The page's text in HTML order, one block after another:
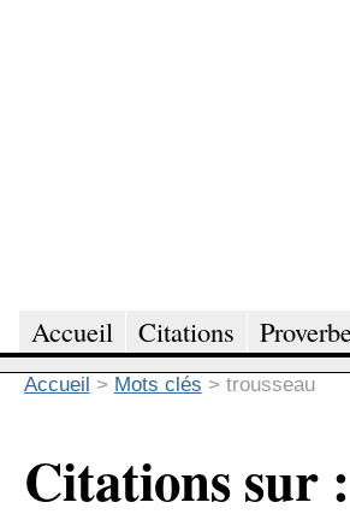
Accueil Citations
Accueil > Mots clés > trousseau
Citations sur